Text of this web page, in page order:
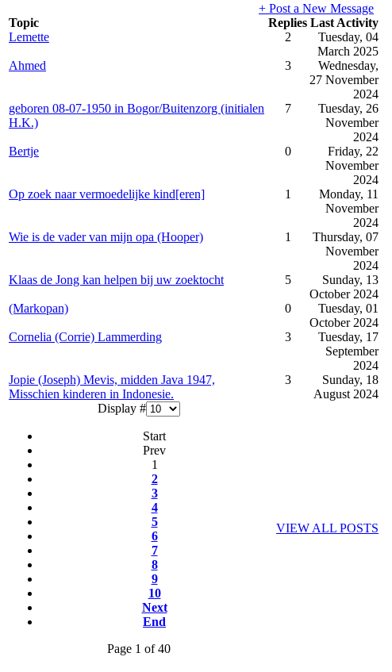
+ Post a New Message
Topic
Replies Last Activity
Lemette
2
Tuesday, 04
March 2025
Ahmed
3
Wednesday,
27 November
2024
geboren 08-07-1950 in Bogor/Buitenzorg (initialen
H.K.)
7
Tuesday, 26
November
2024
Bertje
0
Friday, 22
November
2024
Op zoek naar vermoedelijke kind[eren]
1
Monday, 11
November
2024
Wie is de vader van mijn opa (Hooper)
1
Thursday, 07
November
2024
Klaas de Jong kan helpen bij uw zoektocht
5
Sunday, 13
October 2024
(Markopan)
0
Tuesday, 01
October 2024
Cornelia (Corrie) Lammerding
3
Tuesday, 17
September
2024
Jopie (Joseph) Mevis, midden Java 1947,
Misschien kinderen in Indonesie.
3
Sunday, 18
August 2024
Display #
Start
Prev
1
2
3
4
5
6
7
8
9
10
Next
End
Page 1 of 40
VIEW ALL POSTS